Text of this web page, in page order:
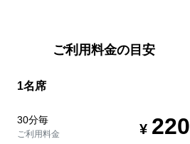
ご利用料金の目安
1名席
30分毎
ご利用料金 220